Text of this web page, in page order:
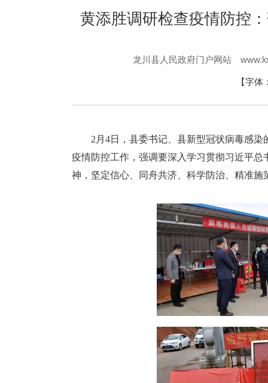
黄添胜调研检查疫情防控
龙川县人民政府门户网站
【字体
2月4日，县委书记、县新型冠状病毒感
疫情防控工作，强调要深入学习贯彻习近平
神，坚定信心、同舟共济、科学防治、精准